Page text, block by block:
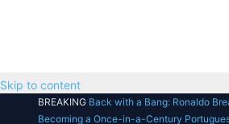
Skip to content
BREAKING Back with a Bang: Ronaldo
Becoming a Once-in-a-Century